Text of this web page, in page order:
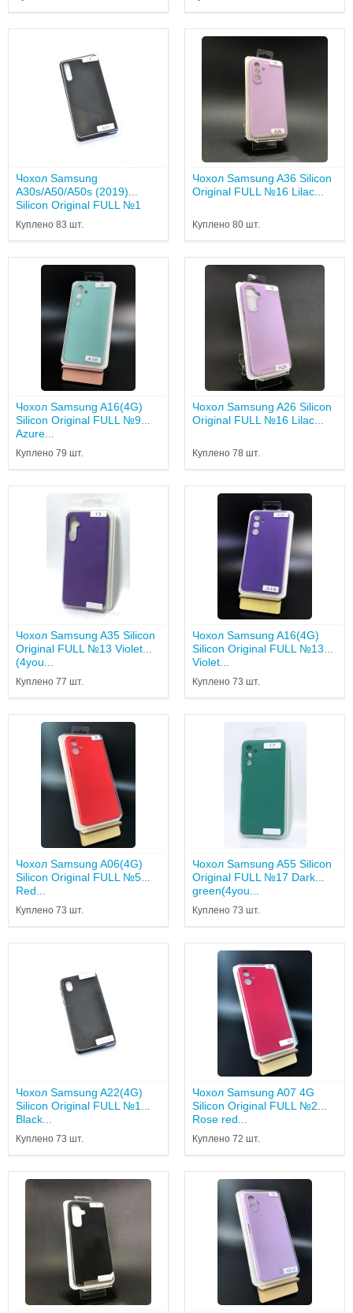
Чохол Samsung
A30s/A50/A50s (2019)
Silicon Original FULL №1
Black...
Куплено 83 шт.
Чохол Samsung A36 Silicon
Original FULL №16 Lilac...
Куплено 80 шт.
Чохол Samsung A16(4G)
Silicon Original FULL №9
Azure...
Куплено 79 шт.
Чохол Samsung A26 Silicon
Original FULL №16 Lilac...
Куплено 78 шт.
Чохол Samsung A35 Silicon
Original FULL №13 Violet
(4you...
Куплено 77 шт.
Чохол Samsung A16(4G)
Silicon Original FULL №13
Violet...
Куплено 73 шт.
Чохол Samsung A06(4G)
Silicon Original FULL №5
Red...
Куплено 73 шт.
Чохол Samsung A55 Silicon
Original FULL №17 Dark
green(4you...
Куплено 73 шт.
Чохол Samsung A22(4G)
Silicon Original FULL №1
Black...
Куплено 73 шт.
Чохол Samsung A07 4G
Silicon Original FULL №2
Rose red...
Куплено 72 шт.